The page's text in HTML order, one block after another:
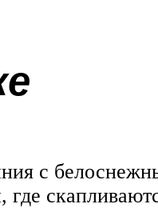
с
где